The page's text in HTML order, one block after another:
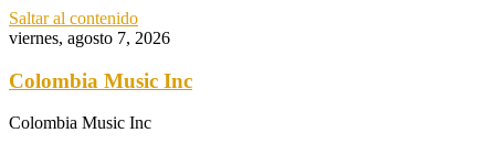
Saltar al contenido
viernes, agosto 7, 2026
Colombia Music Inc
Colombia Music Inc